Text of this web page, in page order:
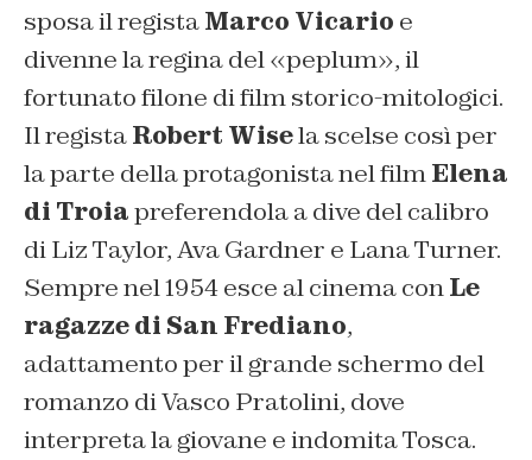
sposa il registaMarco Vicario e
divenne la regina del «peplum», il
fortunato filone di film storico-mitologici.
Il registaRobert Wisela scelse così per
la parte della protagonista nel filmElena
di Troiapreferendola a dive del calibro
di Liz Taylor, Ava Gardner e Lana Turner.
Sempre nel 1954 esce al cinema conLe
ragazze di San Frediano,
adattamento per il grande schermo del
romanzo di Vasco Pratolini, dove
interpreta la giovane e indomita Tosca.